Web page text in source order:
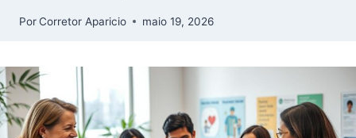
PorCorretor Aparicio maio 19, 2026